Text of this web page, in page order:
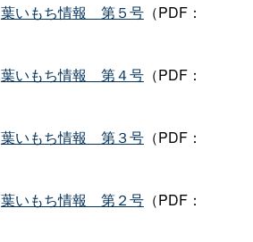
葉いもち情報 第５号（PDF：
葉いもち情報 第４号（PDF：
葉いもち情報 第３号（PDF：
葉いもち情報 第２号（PDF：